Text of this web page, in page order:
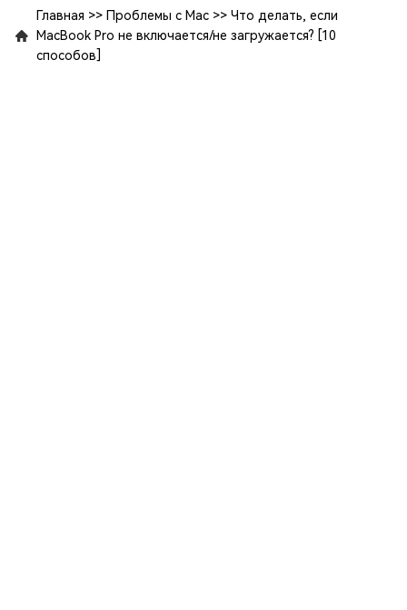
Главная >> Проблемы с Mac >> Что делать, если
MacBook Pro не включается/не загружается? [10
способов]